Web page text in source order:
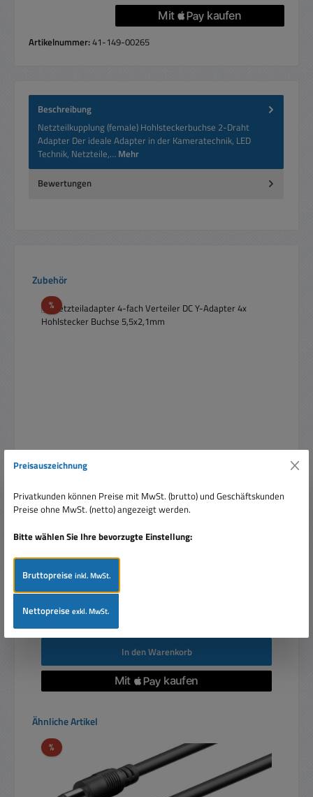
Artikelnummer:41-149-00265
Beschreibung
Netzteilkupplung (female) Hohlsteckerbuchse 2-Draht
Adapter Der ideale Adapter in der Kameratechnik, LED
Technik, Netzteile,… Mehr
Bewertungen
Produktgalerie überspringen
Zubehör
%Rabatt
Hohlstecker Buchse 5,5x2,1mm
Verkaufspreis:
68,00 €
In den Warenkorb
Produktgalerie überspringen
Ähnliche Artikel
%Rabatt
Preisauszeichnung
Privatkunden können Preise mit MwSt. (brutto) und Geschäftskunden
Preise ohne MwSt. (netto) angezeigt werden.
Bitte wählen Sie Ihre bevorzugte Einstellung:
Bruttopreiseinkl. MwSt.
Nettopreiseexkl. MwSt.